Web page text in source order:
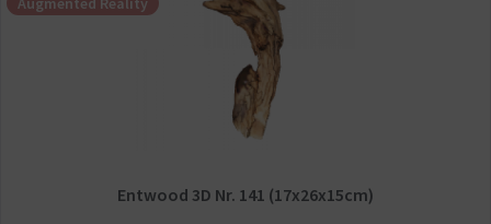
Entwood 3D Nr. 141 (17x26x15cm)